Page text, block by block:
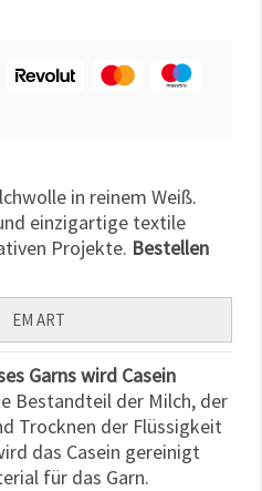
in reinem Weiß.
einzigartige textile
Projekte. Bestellen
EM ART
Garns wird Casein
Bestandteil der Milch, der
Trocknen der Flüssigkeit
das Casein gereinigt
für das Garn.